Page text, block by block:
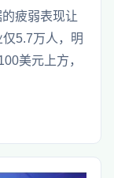
疲弱表现让
5.7万人，明
美元上方，